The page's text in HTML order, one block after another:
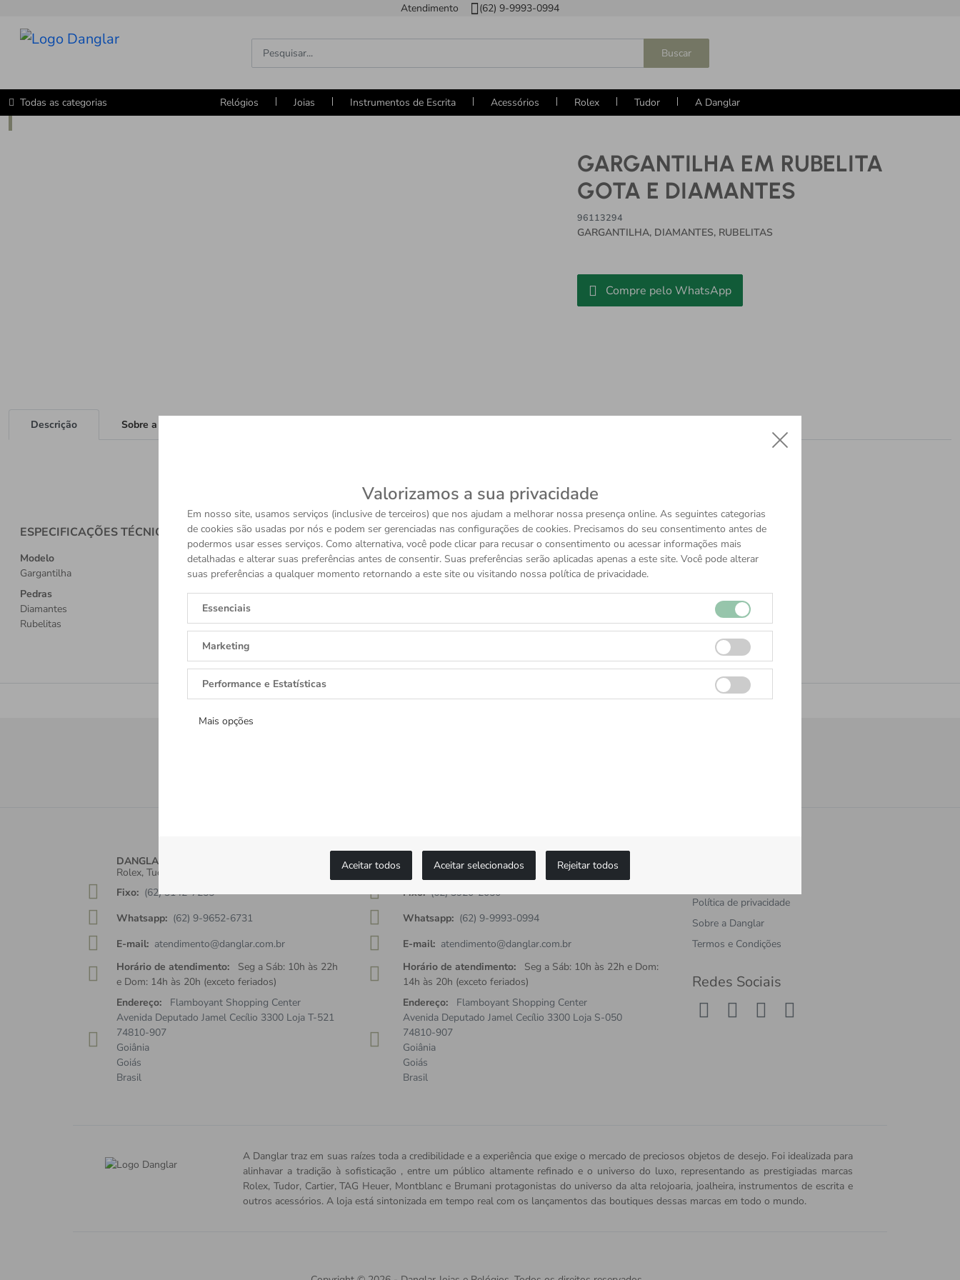
Valorizamos a sua privacidade
Em nosso site, usamos serviços (inclusive de terceiros) que nos ajudam a melhorar nossa presença online. As seguintes categorias
de cookies são usadas por nós e podem ser gerenciadas nas configurações de cookies. Precisamos do seu consentimento antes de
podermos usar esses serviços. Como alternativa, você pode clicar para recusar o consentimento ou acessar informações mais
detalhadas e alterar suas preferências antes de consentir. Suas preferências serão aplicadas apenas a este site. Você pode alterar
suas preferências a qualquer momento retornando a este site ou visitando nossa política de privacidade.
Essenciais
Marketing
Performance e Estatísticas
Mais opções
Aceitar todos Aceitar selecionados Rejeitar todos
Atendimento (62) 9-9993-0994
Buscar
Todas as categorias Relógios Joias Instrumentos de Escrita Acessórios Rolex Tudor A Danglar
GARGANTILHA EM RUBELITA
GOTA E DIAMANTES
96113294
GARGANTILHA, DIAMANTES, RUBELITAS
Compre pelo WhatsApp
Descrição Sobre a Marca
ESPECIFICAÇÕES TÉCNICAS
Modelo
Gargantilha
Pedras
Diamantes
Rubelitas
DANGLAR
Rolex, Tudor, Cartier, TAGHeuer, Brumani.
Fixo: (62) 3142-7255
Whatsapp: (62) 9-9652-6731
E-mail: atendimento@danglar.com.br
Horário de atendimento:
Seg a Sáb: 10h às 22h
e Dom: 14h às 20h (exceto feriados)
Endereço:
Flamboyant Shopping Center
Avenida Deputado Jamel Cecílio 3300 Loja T-521
74810-907
Goiânia
Goiás
Brasil
MONTBLANC
Fixo: (62) 3920-2050
Whatsapp: (62) 9-9993-0994
E-mail: atendimento@danglar.com.br
Horário de atendimento:
Seg a Sáb: 10h às 22h e Dom:
14h às 20h (exceto feriados)
Endereço:
Flamboyant Shopping Center
Avenida Deputado Jamel Cecílio 3300 Loja S-050
74810-907
Goiânia
Goiás
Brasil
Política de privacidade
Sobre a Danglar
Termos e Condições
Redes Sociais
A Danglar traz em suas raízes toda a credibilidade e a experiência que exige o mercado de preciosos objetos de desejo. Foi idealizada para
alinhavar a tradição à sofisticação , entre um público altamente refinado e o universo do luxo, representando as prestigiadas marcas
Rolex, Tudor, Cartier, TAG Heuer, Montblanc e Brumani protagonistas do universo da alta relojoaria, joalheira, instrumentos de escrita e
outros acessórios. A loja está sintonizada em tempo real com os lançamentos das boutiques dessas marcas em todo o mundo.